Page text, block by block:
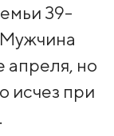
39-
апреля, но
исчез при